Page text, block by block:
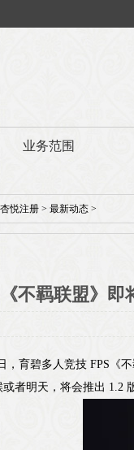
业务范围
杏悦注册 > 最新动态 >
《不羁联盟》
，育碧多人竞技 FPS《
或者明天，将会推出 1.2